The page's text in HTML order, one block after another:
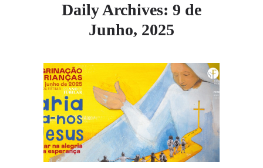
Daily Archives: 9 de
Junho, 2025